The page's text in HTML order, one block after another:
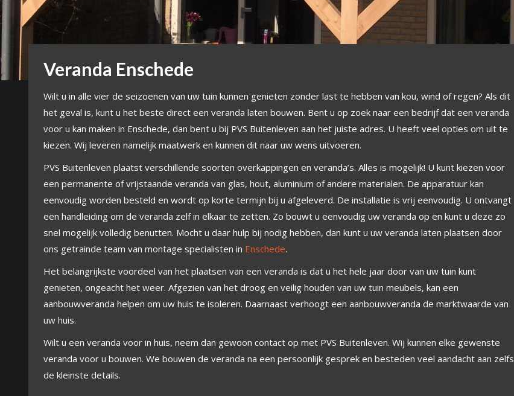
Veranda Enschede
Wilt u in alle vier de seizoenen van uw tuin kunnen genieten zonder last te hebben van kou, wind of regen? Als dit
het geval is, kunt u het beste direct een veranda laten bouwen. Bent u op zoek naar een bedrijf dat een veranda
voor u kan maken in Enschede, dan bent u bij PVS Buitenleven aan het juiste adres. U heeft veel opties om uit te
kiezen. Wij leveren namelijk maatwerk en kunnen dit naar uw wens uitvoeren.
PVS Buitenleven plaatst verschillende soorten overkappingen en veranda’s. Alles is mogelijk! U kunt kiezen voor
een permanente of vrijstaande veranda van glas, hout, aluminium of andere materialen. De apparatuur kan
eenvoudig worden besteld en wordt op korte termijn bij u afgeleverd. De installatie is vrij eenvoudig. U ontvangt
een handleiding om de veranda zelf in elkaar te zetten. Zo bouwt u eenvoudig uw veranda op en kunt u deze zo
snel mogelijk volledig benutten. Mocht u daar hulp bij nodig hebben, dan kunt u uw veranda laten plaatsen door
ons getrainde team van montage specialisten in Enschede.
Het belangrijkste voordeel van het plaatsen van een veranda is dat u het hele jaar door van uw tuin kunt
genieten, ongeacht het weer. Afgezien van het droog en veilig houden van uw tuin meubels, kan een
aanbouwveranda helpen om uw huis te isoleren. Daarnaast verhoogt een aanbouwveranda de marktwaarde van
uw huis.
Wilt u een veranda voor in huis, neem dan gewoon contact op met PVS Buitenleven. Wij kunnen elke gewenste
veranda voor u bouwen. We bouwen de veranda na een persoonlijk gesprek en besteden veel aandacht aan zelfs
de kleinste details.